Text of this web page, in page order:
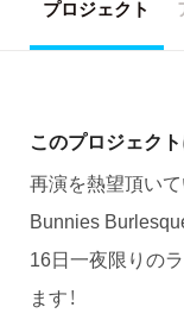
プロジェクト
このプロジェク
再演を熱望頂い
Bunnies
16日一夜限りの
ます！